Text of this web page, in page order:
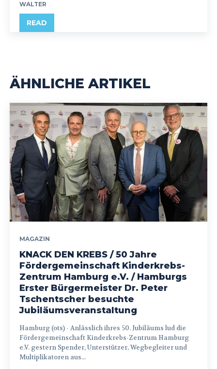
WALTER
READ
ÄHNLICHE ARTIKEL
MAGAZIN
KNACK DEN KREBS / 50 Jahre
Fördergemeinschaft Kinderkrebs-
Zentrum Hamburg e.V. / Hamburgs
Erster Bürgermeister Dr. Peter
Tschentscher besuchte
Jubiläumsveranstaltung
Hamburg (ots) - Anlässlich ihres 50. Jubiläums lud die
Fördergemeinschaft Kinderkrebs-Zentrum Hamburg
e.V. gestern Spender, Unterstützer, Wegbegleiter und
Multiplikatoren aus...